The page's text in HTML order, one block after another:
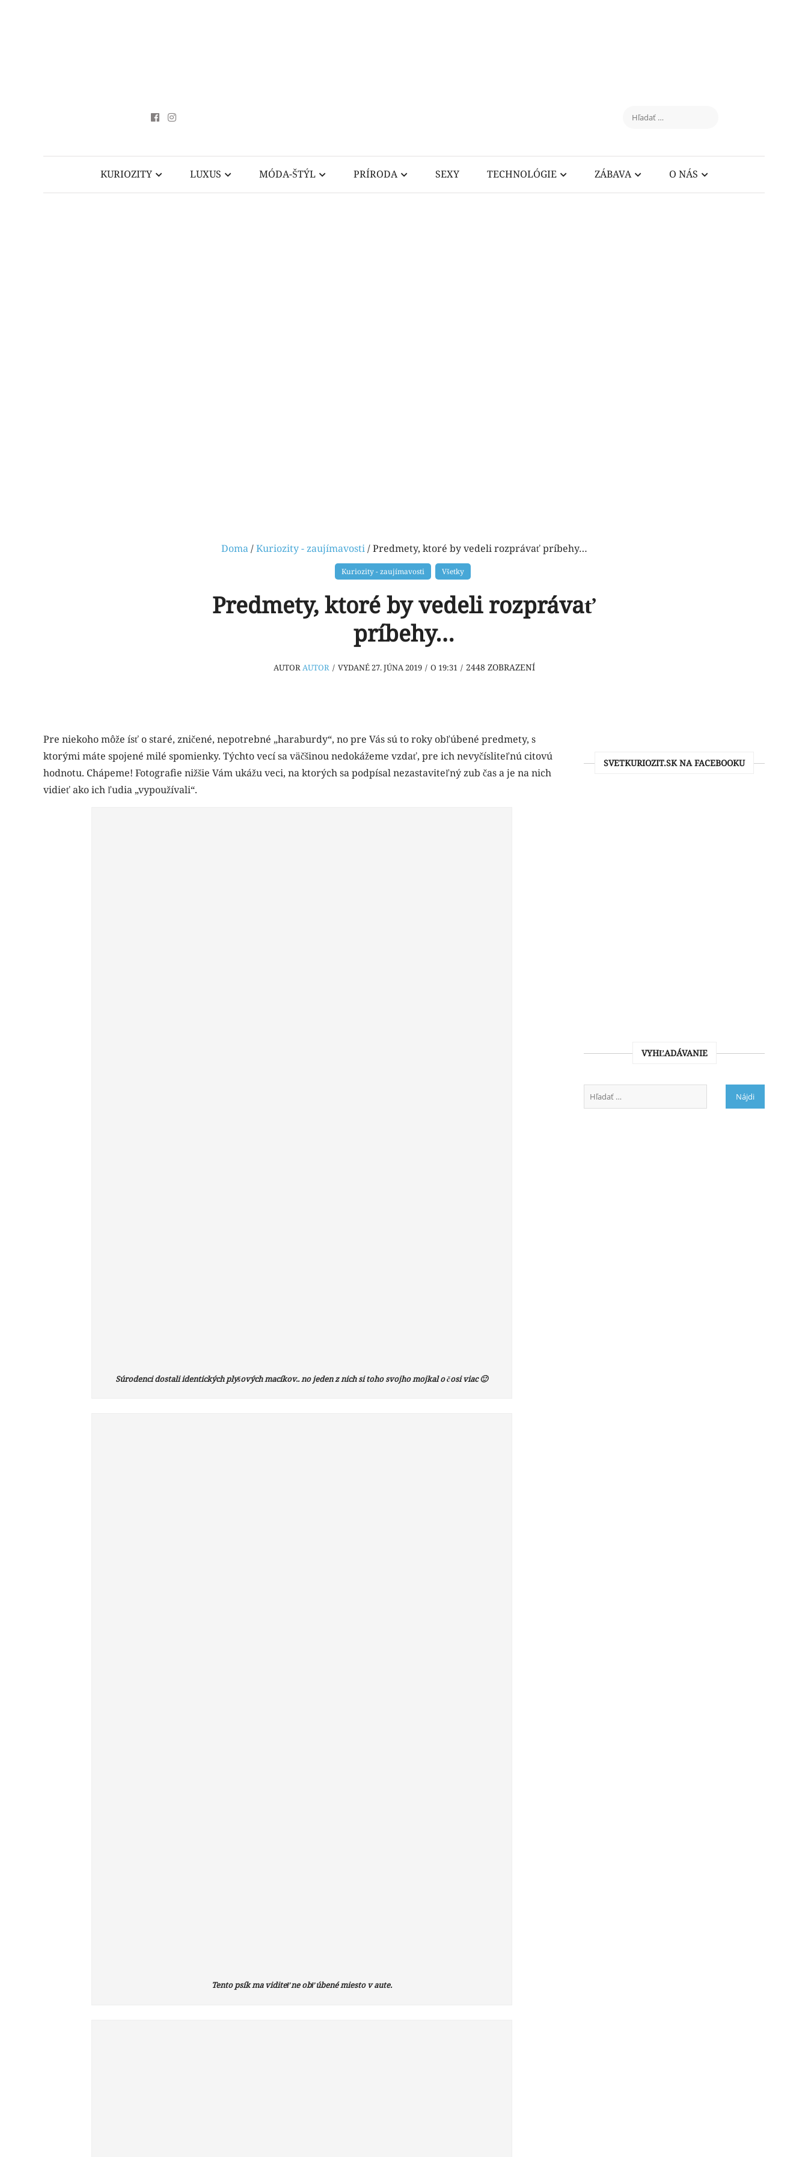
KURIOZITY LUXUS MÓDA-ŠTÝL PRÍRODA SEXY TECHNOLÓGIE ZÁBAVA O NÁS
Doma/Kuriozity - zaujímavosti/ Predmety, ktoré by vedeli rozprávať príbehy…
Kuriozity - zaujímavosti Všetky
Predmety, ktoré by vedeli rozprávať
príbehy…
AUTORAUTOR / VYDANÉ 27. JÚNA 2019 / O 19:31 / 2448 ZOBRAZENÍ
Pre niekoho môže ísť o staré, zničené, nepotrebné „haraburdy“, no pre Vás sú to roky obľúbené predmety, s
ktorými máte spojené milé spomienky. Týchto vecí sa väčšinou nedokážeme vzdať, pre ich nevyčísliteľnú citovú
hodnotu. Chápeme! Fotografie nižšie Vám ukážu veci, na ktorých sa podpísal nezastaviteľný zub čas a je na nich
vidieť ako ich ľudia „vypoužívali“.
Súrodenci dostali identických plyšových macíkov.. no jeden z nich si toho svojho mojkal o čosi viac 🙂
Tento psík ma viditeľne obľúbené miesto v aute.
SVETKURIOZIT.SK NA FACEBOOKU
VYHĽADÁVANIE